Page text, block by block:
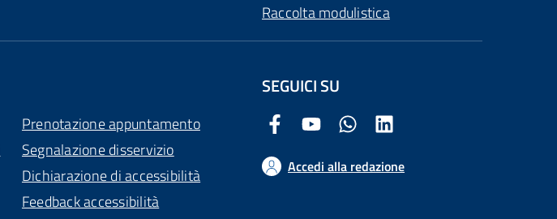
Raccolta modulistica
Prenotazione appuntamento
Segnalazione disservizio
Dichiarazione di accessibilità
Feedback accessibilità
SEGUICI SU
Facebook Comune di Arezzo
Youtube Comune di Arezzo
Twitter Comune di Arezzo
Accedi alla redazione